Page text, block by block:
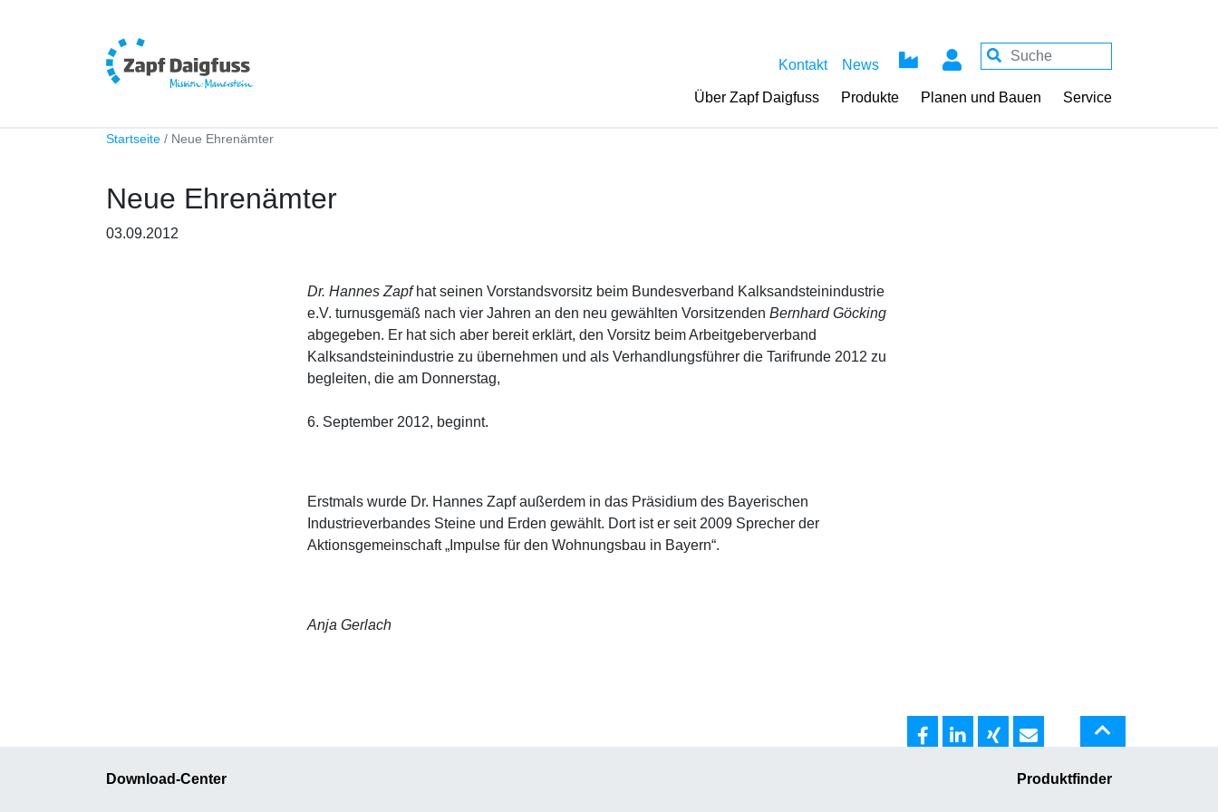
Kontakt News
Über Zapf Daigfuss Produkte Planen und Bauen Service
Startseite Neue Ehrenämter
Neue Ehrenämter
03.09.2012
Dr. Hannes Zapf hat seinen Vorstandsvorsitz beim Bundesverband Kalksandsteinindustrie
e.V. turnusgemäß nach vier Jahren an den neu gewählten Vorsitzenden Bernhard Göcking
abgegeben. Er hat sich aber bereit erklärt, den Vorsitz beim Arbeitgeberverband
Kalksandsteinindustrie zu übernehmen und als Verhandlungsführer die Tarifrunde 2012 zu
begleiten, die am Donnerstag,
6. September 2012, beginnt.
Erstmals wurde Dr. Hannes Zapf außerdem in das Präsidium des Bayerischen
Industrieverbandes Steine und Erden gewählt. Dort ist er seit 2009 Sprecher der
Aktionsgemeinschaft „Impulse für den Wohnungsbau in Bayern“.
Anja Gerlach
Download-Center Produktfinder